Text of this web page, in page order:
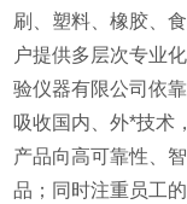
刷、塑料、橡胶、
户提供多层次专业
验仪器有限公司依
吸收国内、外*技术
产品向高可靠性、
品；同时注重员工